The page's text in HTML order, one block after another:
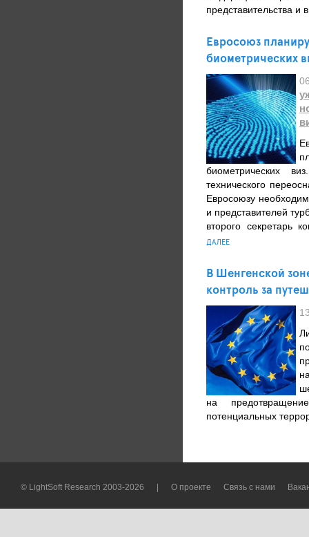
представительства и
Евросоюз
биометрических
биометрических
технического
Евросоюзу
и представителей
второго секретарь
ДАЛЕЕ
​В Шенгенской
контроль за
на
потенциальных
© LightSoft Research 2003-2026 О проекте Связь с нами